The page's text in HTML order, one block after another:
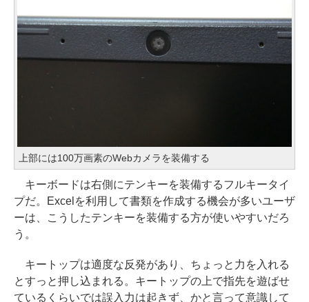
上部には100万画素のWebカメラを装備する
キーボードは右側にテンキーを装備するフルキータイ
プだ。Excelを利用して書類を作成する機会が多いユーザ
ーは、こうしたテンキーを装備する方が使いやすいだろ
う。
キートップは適度な反発があり、ちょっと力を入れる
とすっと押し込まれる。キートップの上で指先を遊ばせ
ているくらいでは誤入力は起きず、かと言って意識して